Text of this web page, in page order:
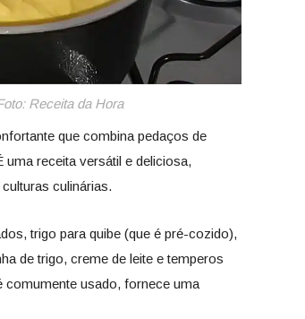
Receita da Hora
que combina pedaços de
receita versátil e deliciosa,
culinárias.
trigo para quibe (que é pré-cozido),
de trigo, creme de leite e temperos
comumente usado, fornece uma